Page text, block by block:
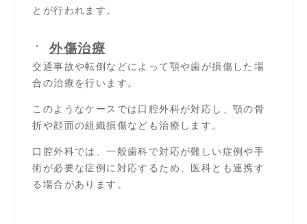
とが行われます。
外傷治療
交通事故や転倒などによって顎や歯が損傷した場
合の治療を行います。
このようなケースでは口腔外科が対応し、顎の骨
折や顔面の組織損傷なども治療します。
口腔外科では、一般歯科で対応が難しい症例や手
術が必要な症例に対応するため、医科とも連携す
る場合があります。